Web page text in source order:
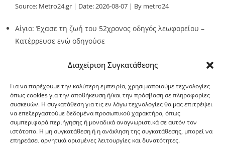
Διαχείριση Συγκατάθεσης
Για να παρέχουμε την καλύτερη εμπειρία, χρησιμοποιούμε τεχνολογίες
όπως cookies για την αποθήκευση ή/και την πρόσβαση σε πληροφορίες
συσκευών. Η συγκατάθεση για τις εν λόγω τεχνολογίες θα μας επιτρέψει
να επεξεργαστούμε δεδομένα προσωπικού χαρακτήρα, όπως
συμπεριφορά περιήγησης ή μοναδικά αναγνωριστικά σε αυτόν τον
ιστότοπο. Η μη συγκατάθεση ή η ανάκληση της συγκατάθεσης, μπορεί να
επηρεάσει αρνητικά ορισμένες λειτουργίες και δυνατότητες.
Source: Metro24.gr Date: 2026-08-07 By metro24
Αίγιο: Έχασε τη ζωή του 52χρονος οδηγός λεωφορείου –
Κατέρρευσε ενώ οδηγούσε
G-point.gr